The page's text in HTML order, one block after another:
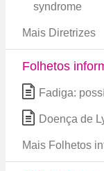
syndrome
Mais Diretrizes
Folhetos
Fadiga:
Doença de
Mais Folhetos